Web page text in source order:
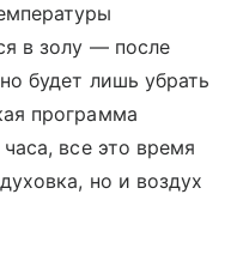
в золу — после
будет лишь убрать
программа
все это время
но и воздух